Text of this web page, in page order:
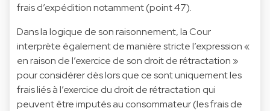
frais d’expédition notamment (point 47).
Dans la logique de son raisonnement, la Cour
interprète également de manière stricte l’expression «
en raison de l’exercice de son droit de rétractation »
pour considérer dès lors que ce sont uniquement les
frais liés à l’exercice du droit de rétractation qui
peuvent être imputés au consommateur (les frais de